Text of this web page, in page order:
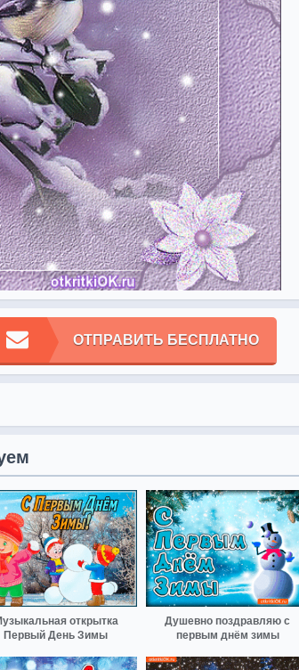
ОТПРАВИТЬ БЕСПЛАТНО
открытка
Первый День Зимы
Душевно поздравляю с
первым днём зимы